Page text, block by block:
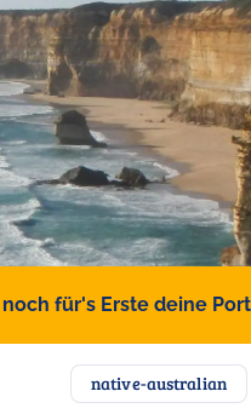
für's Erste deine
native-australian